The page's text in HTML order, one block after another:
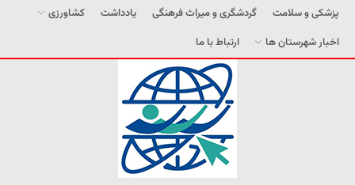
پزشکی و سلامت
گردشگری و میراث فرهنگی یادداشت
کشاورزی
اخبار شهرستان ها
ارتباط با ما